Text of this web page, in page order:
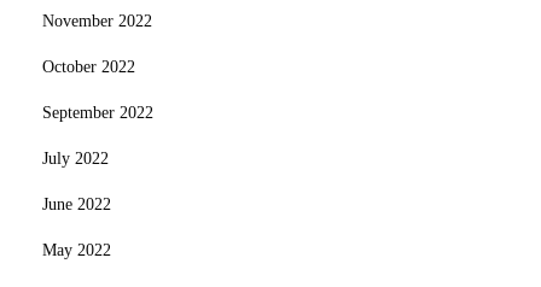
November 2022
October 2022
September 2022
July 2022
June 2022
May 2022